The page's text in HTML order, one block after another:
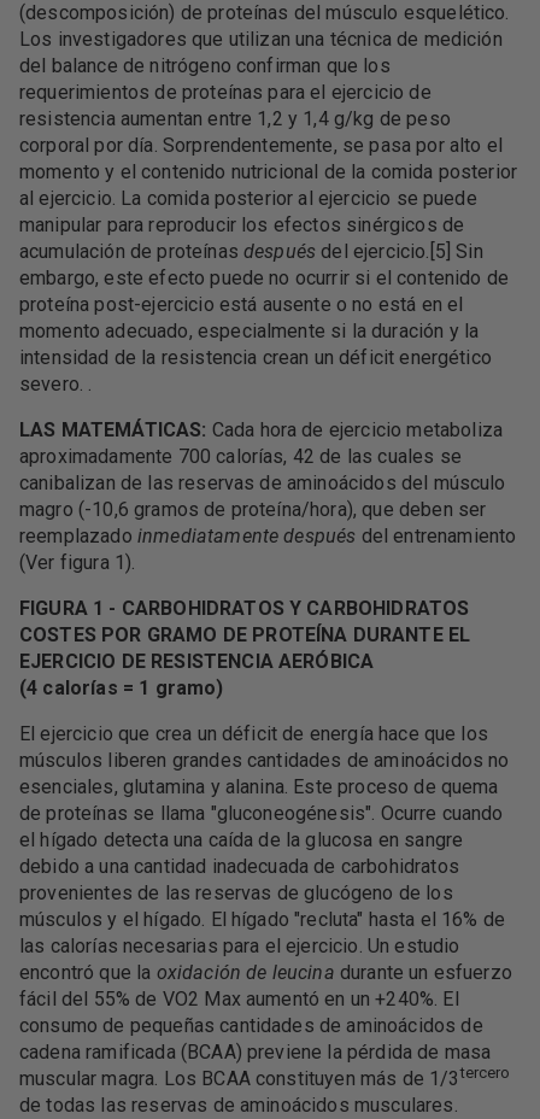
(descomposición) de proteínas del músculo esquelético.
Los investigadores que utilizan una técnica de medición
del balance de nitrógeno confirman que los
requerimientos de proteínas para el ejercicio de
resistencia aumentan entre 1,2 y 1,4 g/kg de peso
corporal por día. Sorprendentemente, se pasa por alto el
momento y el contenido nutricional de la comida posterior
al ejercicio. La comida posterior al ejercicio se puede
manipular para reproducir los efectos sinérgicos de
acumulación de proteínasdespués del ejercicio.[5] Sin
embargo, este efecto puede no ocurrir si el contenido de
proteína post-ejercicio está ausente o no está en el
momento adecuado, especialmente si la duración y la
intensidad de la resistencia crean un déficit energético
severo. .
LAS MATEMÁTICAS: Cada hora de ejercicio metaboliza
aproximadamente 700 calorías, 42 de las cuales se
canibalizan de las reservas de aminoácidos del músculo
magro (-10,6 gramos de proteína/hora), que deben ser
reemplazado inmediatamente después del entrenamiento
(Ver figura 1).
FIGURA 1 - CARBOHIDRATOS Y CARBOHIDRATOS
COSTES POR GRAMO DE PROTEÍNA DURANTE EL
EJERCICIO DE RESISTENCIA AERÓBICA
(4 calorías = 1 gramo)
El ejercicio que crea un déficit de energía hace que los
músculos liberen grandes cantidades de aminoácidos no
esenciales, glutamina y alanina. Este proceso de quema
de proteínas se llama "gluconeogénesis". Ocurre cuando
el hígado detecta una caída de la glucosa en sangre
debido a una cantidad inadecuada de carbohidratos
provenientes de las reservas de glucógeno de los
músculos y el hígado. El hígado "recluta" hasta el 16% de
las calorías necesarias para el ejercicio. Un estudio
encontró que la oxidación de leucina durante un esfuerzo
fácil del 55% de VO2 Max aumentó en un +240%. El
consumo de pequeñas cantidades de aminoácidos de
cadena ramificada (BCAA) previene la pérdida de masa
muscular magra. Los BCAA constituyen más de 1/3tercero
de todas las reservas de aminoácidos musculares.